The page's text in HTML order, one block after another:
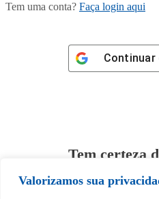
Valorizamos sua
Tem uma conta? Faça login aqui
Continuar
Tem certeza
desbloquear